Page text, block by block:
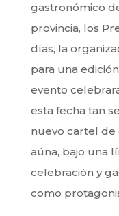
gastronómico
provincia, los
días, la
para una
evento
esta fecha tan
nuevo cartel de
aúna, bajo una
celebración y
como